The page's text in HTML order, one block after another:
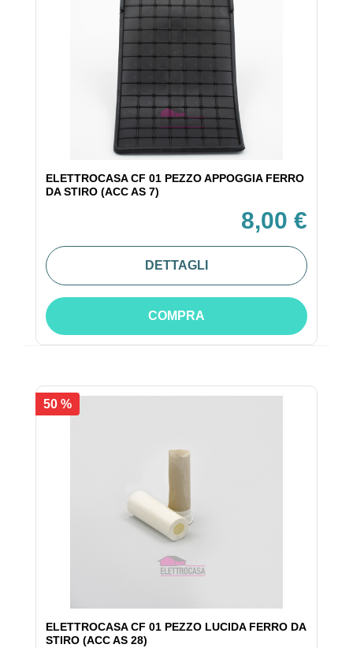
ELETTROCASA CF 01 PEZZO APPOGGIA FERRO
DA STIRO (ACC AS 7)
8,00 €
DETTAGLI
COMPRA
50 %
ELETTROCASA CF 01 PEZZO LUCIDA FERRO DA
STIRO (ACC AS 28)